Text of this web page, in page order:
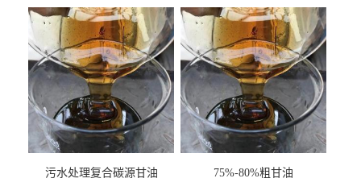
污水处理复合碳源甘油
75%-80%粗甘油